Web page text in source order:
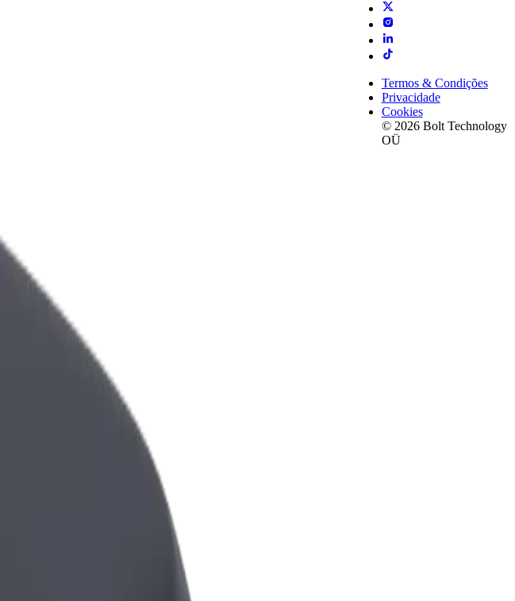
Termos & Condições
Privacidade
Cookies
© 2026 Bolt Technology
OÜ